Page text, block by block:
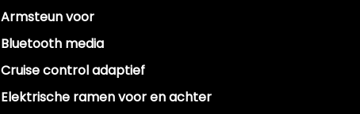
Armsteun voor
Bluetooth media
Cruise control adaptief
Elektrische ramen voor en achter